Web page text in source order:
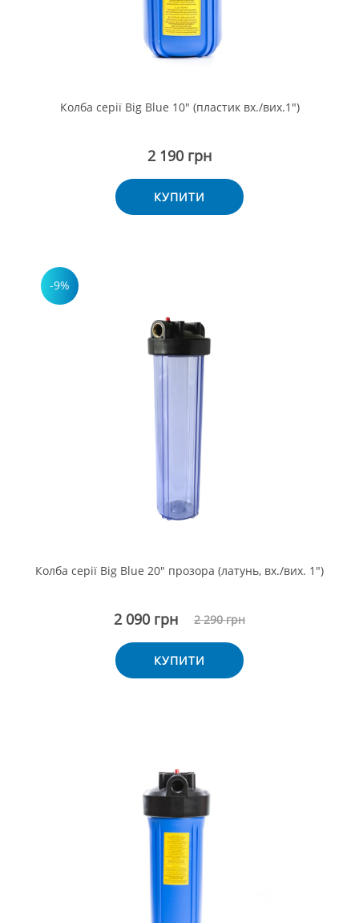
Колба серії Big Blue 10" (пластик вх./вих.1")
2 190 грн
КУПИТИ
-9%
Колба серії Big Blue 20" прозора (латунь, вх./вих. 1")
2 090 грн 2 290 грн
КУПИТИ